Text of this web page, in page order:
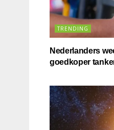
TRENDING
Nederlanders
goedkoper